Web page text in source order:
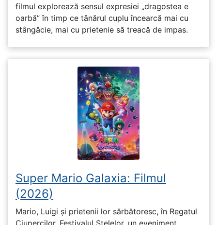
filmul explorează sensul expresiei „dragostea e
oarbă” în timp ce tânărul cuplu încearcă mai cu
stângăcie, mai cu prietenie să treacă de impas.
Super Mario Galaxia: Filmul
(2026)
Mario, Luigi și prietenii lor sărbătoresc, în Regatul